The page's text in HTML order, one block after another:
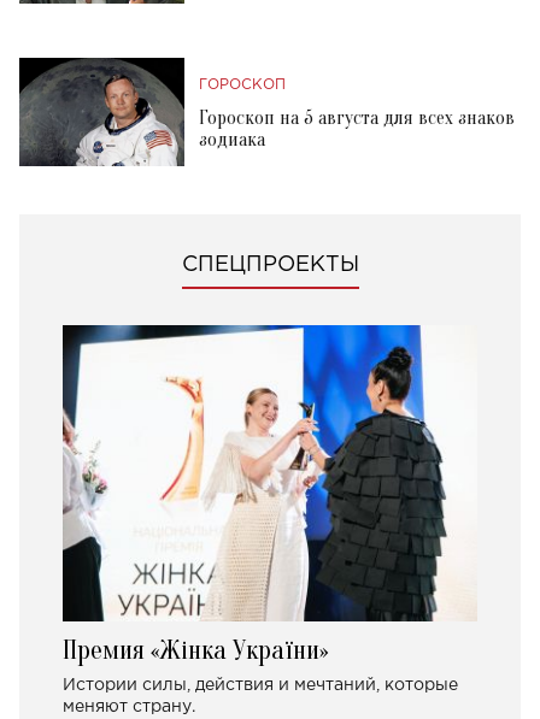
ГОРОСКОП
Гороскоп на 5 августа для всех знаков
зодиака
СПЕЦПРОЕКТЫ
Премия «Жінка України»
Истории силы, действия и мечтаний, которые
меняют страну.